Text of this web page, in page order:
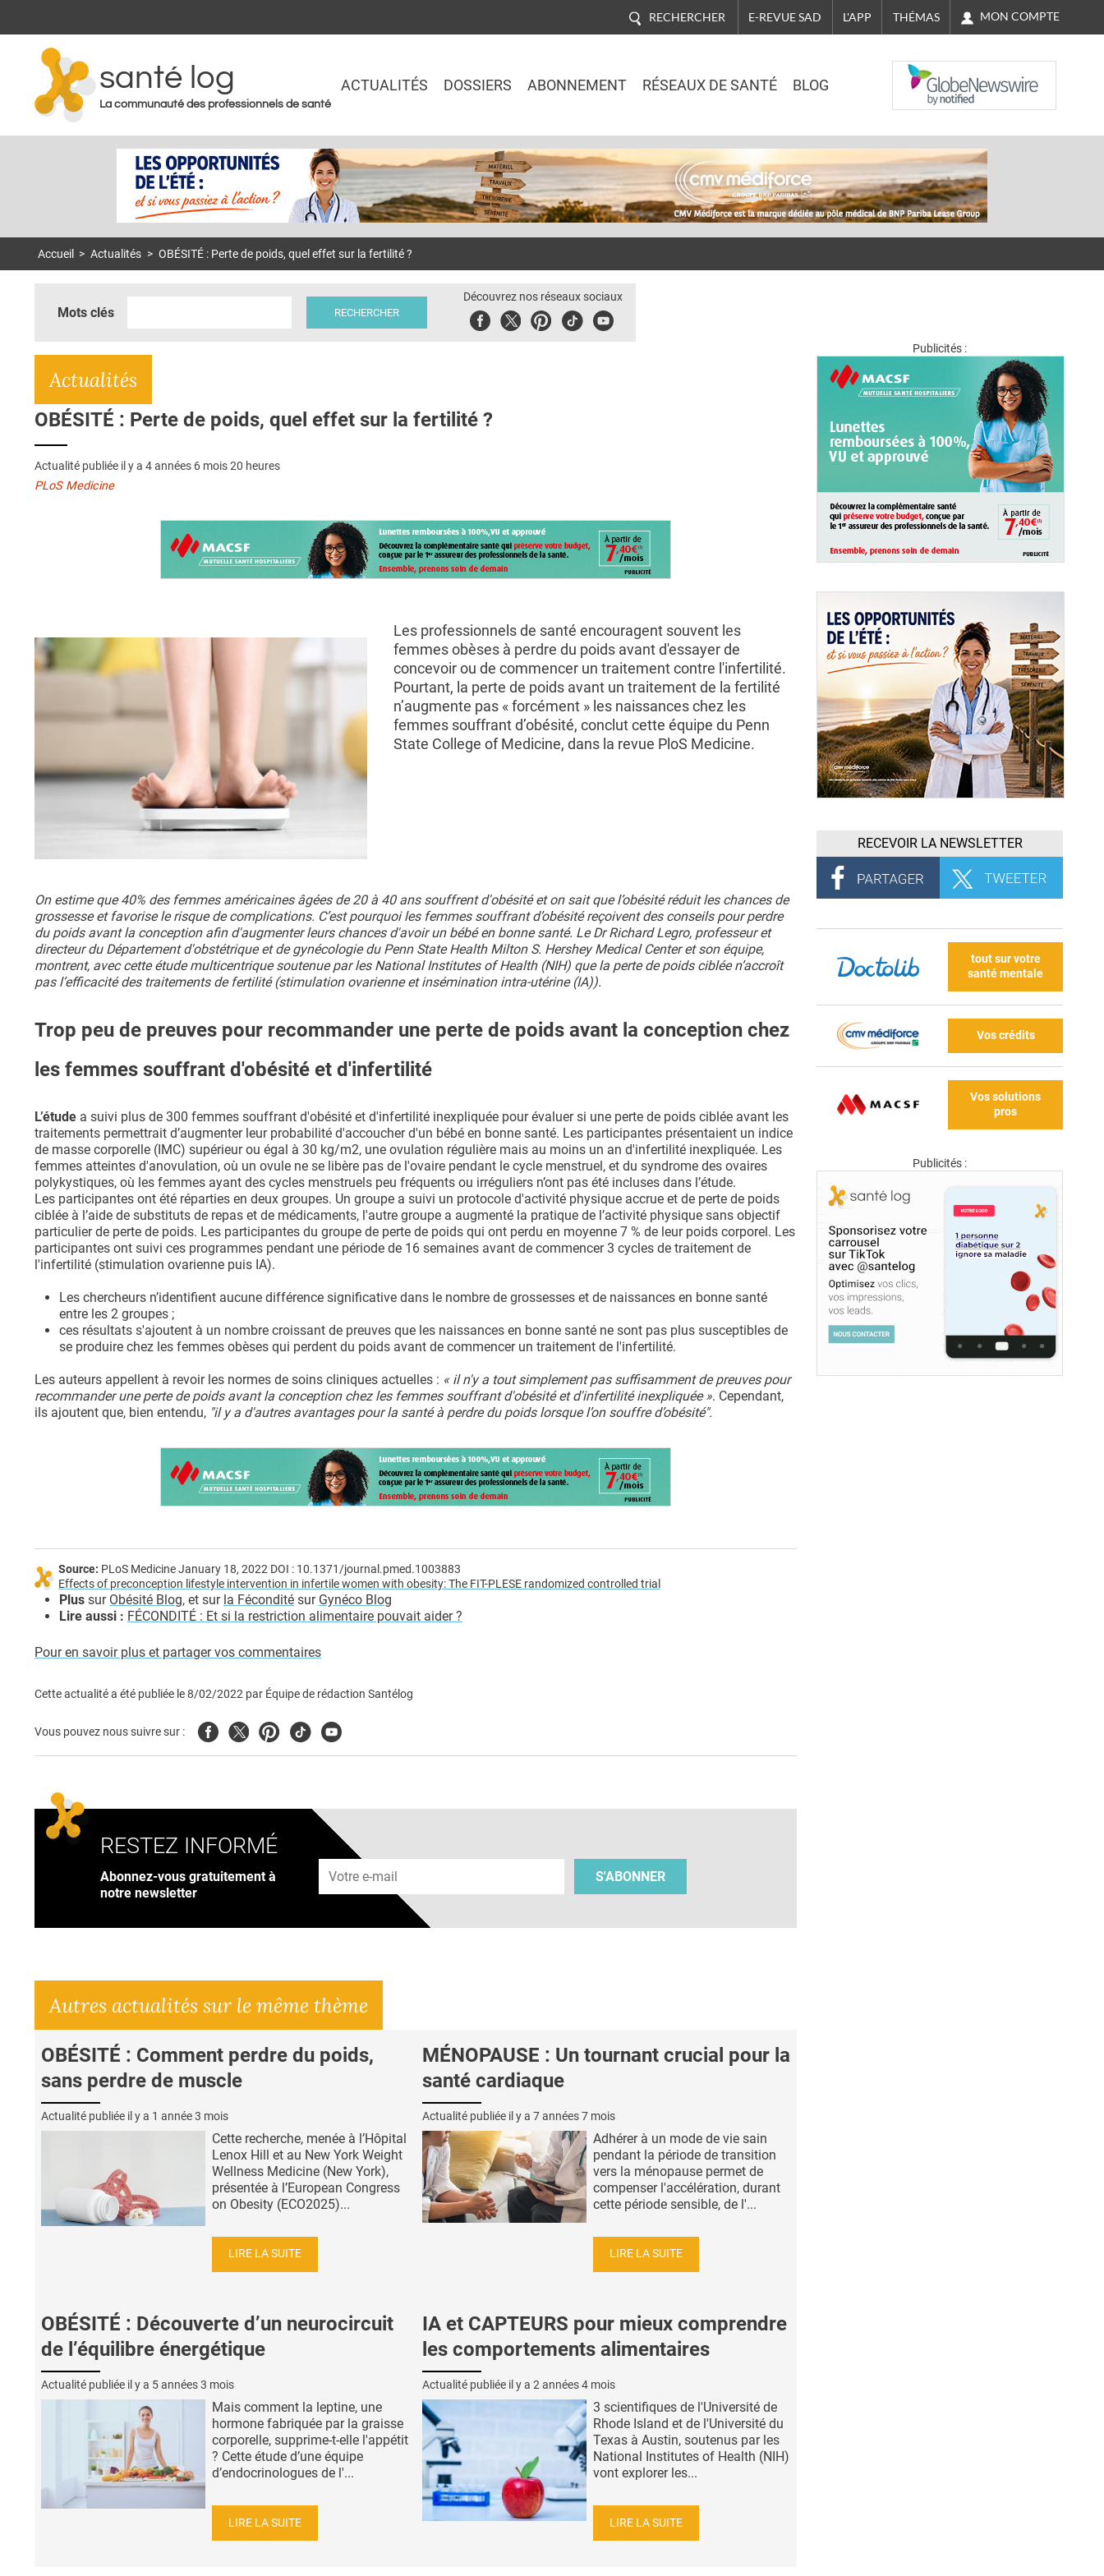
RECHERCHER E-REVUE SAD L'APP THÉMAS MON COMPTE
santé log
La communauté des professionnels de santé
ACTUALITÉS DOSSIERS ABONNEMENT RÉSEAUX DE SANTÉ BLOG
NASDAQ
Accueil > Actualités > OBÉSITÉ : Perte de poids, quel effet sur la fertilité ?
Mots clés
Découvrez nos réseaux sociaux
FacebookTwitterPinterest
TiktokYoubute
Actualités
OBÉSITÉ : Perte de poids, quel effet sur la fertilité ?
Actualité publiée il y a 4 années 6 mois 20 heures
PLoS Medicine
Les professionnels de santé encouragent souvent les
femmes obèses à perdre du poids avant d'essayer de
concevoir ou de commencer un traitement contre l'infertilité.
Pourtant, la perte de poids avant un traitement de la fertilité
n’augmente pas « forcément » les naissances chez les
femmes souffrant d’obésité, conclut cette équipe du Penn
State College of Medicine, dans la revue PloS Medicine.
On estime que 40% des femmes américaines âgées de 20 à 40 ans souffrent d'obésité et on sait que l’obésité réduit les chances de
grossesse et favorise le risque de complications. C’est pourquoi les femmes souffrant d’obésité reçoivent des conseils pour perdre
du poids avant la conception afin d'augmenter leurs chances d'avoir un bébé en bonne santé. Le Dr Richard Legro, professeur et
directeur du Département d'obstétrique et de gynécologie du Penn State Health Milton S. Hershey Medical Center et son équipe,
montrent, avec cette étude multicentrique soutenue par les National Institutes of Health (NIH) que la perte de poids ciblée n’accroît
pas l’efficacité des traitements de fertilité (stimulation ovarienne et insémination intra-utérine (IA)).
Trop peu de preuves pour recommander une perte de poids avant la conception chez
les femmes souffrant d'obésité et d'infertilité
L’étude a suivi plus de 300 femmes souffrant d'obésité et d'infertilité inexpliquée pour évaluer si une perte de poids ciblée avant les
traitements permettrait d’augmenter leur probabilité d'accoucher d'un bébé en bonne santé. Les participantes présentaient un indice
de masse corporelle (IMC) supérieur ou égal à 30 kg/m2, une ovulation régulière mais au moins un an d'infertilité inexpliquée. Les
femmes atteintes d'anovulation, où un ovule ne se libère pas de l'ovaire pendant le cycle menstruel, et du syndrome des ovaires
polykystiques, où les femmes ayant des cycles menstruels peu fréquents ou irréguliers n’ont pas été incluses dans l’étude.
Les participantes ont été réparties en deux groupes. Un groupe a suivi un protocole d'activité physique accrue et de perte de poids
ciblée à l’aide de substituts de repas et de médicaments, l'autre groupe a augmenté la pratique de l’activité physique sans objectif
particulier de perte de poids. Les participantes du groupe de perte de poids qui ont perdu en moyenne 7 % de leur poids corporel. Les
participantes ont suivi ces programmes pendant une période de 16 semaines avant de commencer 3 cycles de traitement de
l'infertilité (stimulation ovarienne puis IA).
Les chercheurs n’identifient aucune différence significative dans le nombre de grossesses et de naissances en bonne santé
entre les 2 groupes ;
ces résultats s'ajoutent à un nombre croissant de preuves que les naissances en bonne santé ne sont pas plus susceptibles de
se produire chez les femmes obèses qui perdent du poids avant de commencer un traitement de l'infertilité.
Les auteurs appellent à revoir les normes de soins cliniques actuelles : « il n'y a tout simplement pas suffisamment de preuves pour
recommander une perte de poids avant la conception chez les femmes souffrant d'obésité et d'infertilité inexpliquée ». Cependant,
ils ajoutent que, bien entendu, "il y a d'autres avantages pour la santé à perdre du poids lorsque l’on souffre d’obésité".
Source: PLoS Medicine January 18, 2022 DOI : 10.1371/journal.pmed.1003883
Effects of preconception lifestyle intervention in infertile women with obesity: The FIT-PLESE randomized controlled trial
Plus sur Obésité Blog, et sur la Fécondité sur Gynéco Blog
Lire aussi : FÉCONDITÉ : Et si la restriction alimentaire pouvait aider ?
Pour en savoir plus et partager vos commentaires
Cette actualité a été publiée le8/02/2022 par Équipe de rédaction Santélog
Vous pouvez nous suivre sur : FacebookTwitterPinterest
TiktokYoutube
RESTEZ INFORMÉ
Abonnez-vous gratuitement à
notre newsletter
Adresse e-mail
S'ABONNER
Autres actualités sur le même thème
OBÉSITÉ : Comment perdre du poids,
sans perdre de muscle
Actualité publiée il y a 1 année 3 mois
Cette recherche, menée à l’Hôpital
Lenox Hill et au New York Weight
Wellness Medicine (New York),
présentée à l’European Congress
on Obesity (ECO2025)...
LIRE LA SUITE
MÉNOPAUSE : Un tournant crucial pour la
santé cardiaque
Actualité publiée il y a 7 années 7 mois
Adhérer à un mode de vie sain
pendant la période de transition
vers la ménopause permet de
compenser l'accélération, durant
cette période sensible, de l'...
LIRE LA SUITE
OBÉSITÉ : Découverte d’un neurocircuit
de l’équilibre énergétique
Actualité publiée il y a 5 années 3 mois
Mais comment la leptine, une
hormone fabriquée par la graisse
corporelle, supprime-t-elle l'appétit
? Cette étude d’une équipe
d’endocrinologues de l'...
LIRE LA SUITE
IA et CAPTEURS pour mieux comprendre
les comportements alimentaires
Actualité publiée il y a 2 années 4 mois
3 scientifiques de l'Université de
Rhode Island et de l'Université du
Texas à Austin, soutenus par les
National Institutes of Health (NIH)
vont explorer les...
LIRE LA SUITE
Publicités :
RECEVOIR LA NEWSLETTER
tout sur votre
santé mentale
Vos crédits
Vos solutions
pros
Publicités :